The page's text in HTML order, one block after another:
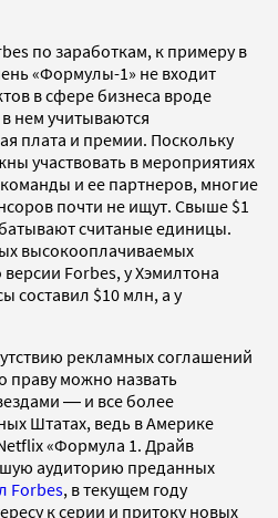
по заработкам, к примеру в
«Формулы-1» не входит
в сфере бизнеса вроде
нем учитываются
плата и премии. Поскольку
участвовать в мероприятиях
и ее партнеров, многие
почти не ищут. Свыше $1
считаные единицы.
высокооплачиваемых
Forbes, у Хэмилтона
составил $10 млн, а у
рекламных соглашений
праву можно назвать
― и все более
Штатах, ведь в Америке
«Формула 1. Драйв
аудиторию преданных
Forbes, в текущем году
к серии и притоку новых